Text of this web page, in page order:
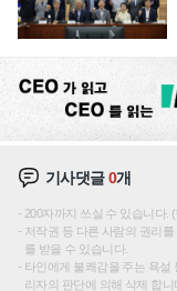
기사댓글0개
200자까지 쓰실 수 있습니다.
저작권 등 다른 사람의 권리
를 받을 수 있습니다.
타인에게 불쾌감을 주는 욕설
리자의 판단에 의해 삭제 합니